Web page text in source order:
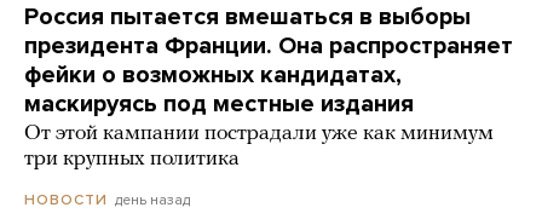
Россия пытается вмешаться в выборы
президента Франции. Она распространяет
фейки о возможных кандидатах,
маскируясь под местные издания
От этой кампании пострадали уже как минимум
три крупных политика
НОВОСТИ день назад